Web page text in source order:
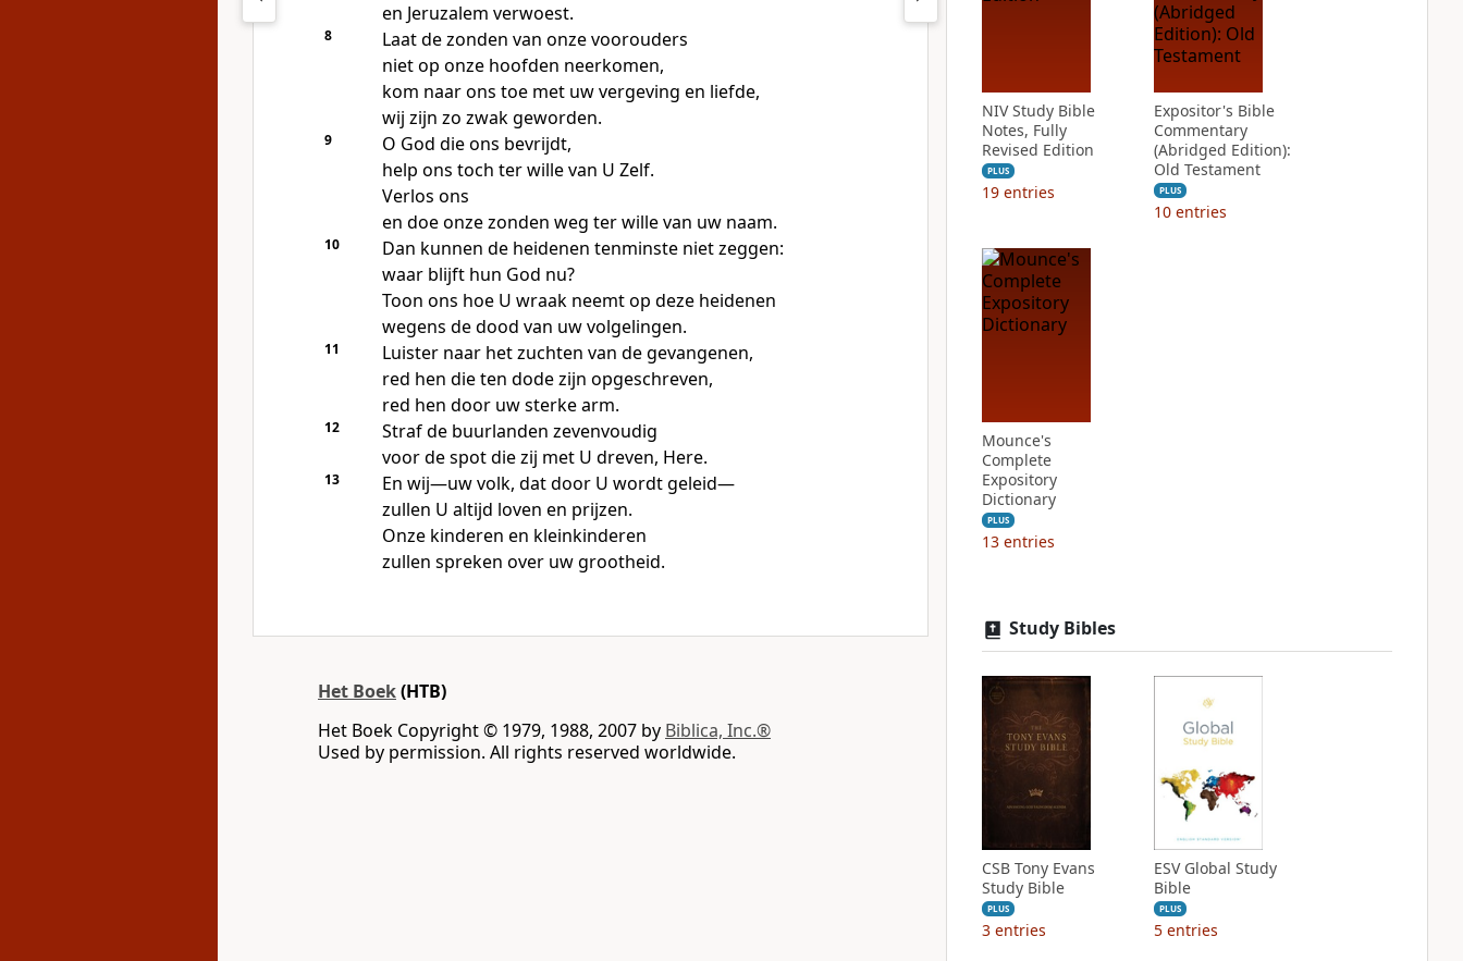
en Jeruzalem verwoest.
8
Laat de zonden van onze voorouders
niet op onze hoofden neerkomen,
kom naar ons toe met uw vergeving en liefde,
wij zijn zo zwak geworden.
9
O God die ons bevrijdt,
help ons toch ter wille van U Zelf.
Verlos ons
en doe onze zonden weg ter wille van uw naam.
10
Dan kunnen de heidenen tenminste niet zeggen:
waar blijft hun God nu?
Toon ons hoe U wraak neemt op deze heidenen
wegens de dood van uw volgelingen.
11
Luister naar het zuchten van de gevangenen,
red hen die ten dode zijn opgeschreven,
red hen door uw sterke arm.
12
Straf de buurlanden zevenvoudig
voor de spot die zij met U dreven, Here.
13
En wij—uw volk, dat door U wordt geleid—
zullen U altijd loven en prijzen.
Onze kinderen en kleinkinderen
zullen spreken over uw grootheid.
Het Boek(HTB)
Het Boek Copyright © 1979, 1988, 2007 by Biblica, Inc.®
Used by permission. All rights reserved worldwide.
NIV Study Bible
Notes, Fully
Revised Edition
PLUS
19 entries
Expositor's Bible
Commentary
(Abridged Edition):
Old Testament
PLUS
10 entries
Mounce's
Complete
Expository
Dictionary
PLUS
13 entries
Study Bibles
CSB Tony Evans
Study Bible
PLUS
3 entries
ESV Global Study
Bible
PLUS
5 entries